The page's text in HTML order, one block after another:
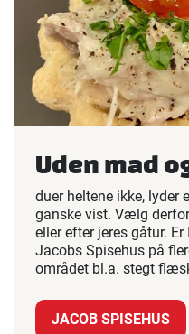
Uden mad
duer heltene ikke, lyder
ganske vist. Vælg
eller efter jeres gåtur.
Jacobs Spisehus på
området bl.a. stegt
JACOB SPISEHUS